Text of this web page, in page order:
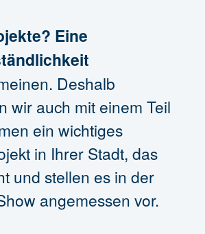
Eine
Deshalb
wir auch mit einem Teil
ein wichtiges
in Ihrer Stadt, das
und stellen es in der
angemessen vor.